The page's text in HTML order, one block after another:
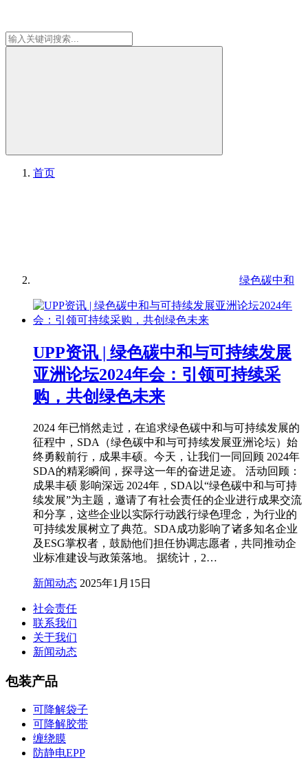
首页
绿色碳中和
UPP资讯 | 绿色碳中和与可持续发展
亚洲论坛2024年会：引领可持续采
购，共创绿色未来
2024 年已悄然走过，在追求绿色碳中和与可持续发展的
征程中，SDA（绿色碳中和与可持续发展亚洲论坛）始
终勇毅前行，成果丰硕。今天，让我们一同回顾 2024年
SDA的精彩瞬间，探寻这一年的奋进足迹。 活动回顾：
成果丰硕 影响深远 2024年，SDA以“绿色碳中和与可持
续发展”为主题，邀请了有社会责任的企业进行成果交流
和分享，这些企业以实际行动践行绿色理念，为行业的
可持续发展树立了典范。SDA成功影响了诸多知名企业
及ESG掌权者，鼓励他们担任协调志愿者，共同推动企
业标准建设与政策落地。 据统计，2…
新闻动态 2025年1月15日
社会责任
联系我们
关于我们
新闻动态
包装产品
可降解袋子
可降解胶带
缠绕膜
防静电EPP